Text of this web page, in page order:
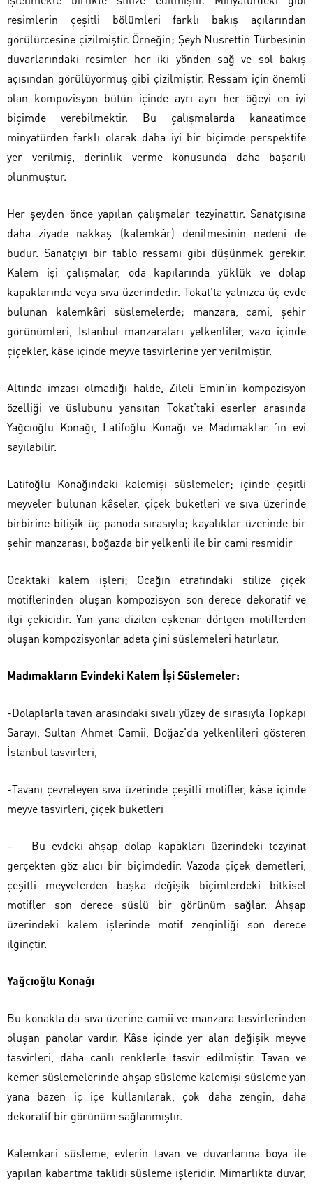
resimlerin çeşitli bölümleri farklı bakış açılarından
görülürcesine çizilmiştir. Örneğin; Şeyh Nusrettin Türbesinin
duvarlarındaki resimler her iki yönden sağ ve sol bakış
açısından görülüyormuş gibi çizilmiştir. Ressam için önemli
olan kompozisyon bütün içinde ayrı ayrı her öğeyi en iyi
biçimde verebilmektir. Bu çalışmalarda kanaatimce
minyatürden farklı olarak daha iyi bir biçimde perspektife
yer verilmiş, derinlik verme konusunda daha başarılı
olunmuştur.
Her şeyden önce yapılan çalışmalar tezyinattır. Sanatçısına
daha ziyade nakkaş (kalemkâr) denilmesinin nedeni de
budur. Sanatçıyı bir tablo ressamı gibi düşünmek gerekir.
Kalem işi çalışmalar, oda kapılarında yüklük ve dolap
kapaklarında veya sıva üzerindedir. Tokat’ta yalnızca üç evde
bulunan kalemkâri süslemelerde; manzara, cami, şehir
görünümleri, İstanbul manzaraları yelkenliler, vazo içinde
çiçekler, kâse içinde meyve tasvirlerine yer verilmiştir.
Altında imzası olmadığı halde, Zileli Emin’in kompozisyon
özelliği ve üslubunu yansıtan Tokat’taki eserler arasında
Yağcıoğlu Konağı, Latifoğlu Konağı ve Madımaklar ’ın evi
sayılabilir.
Latifoğlu Konağındaki kalemişi süslemeler; içinde çeşitli
meyveler bulunan kâseler, çiçek buketleri ve sıva üzerinde
birbirine bitişik üç panoda sırasıyla; kayalıklar üzerinde bir
şehir manzarası, boğazda bir yelkenli ile bir cami resmidir
Ocaktaki kalem işleri; Ocağın etrafındaki stilize çiçek
motiflerinden oluşan kompozisyon son derece dekoratif ve
ilgi çekicidir. Yan yana dizilen eşkenar dörtgen motiflerden
oluşan kompozisyonlar adeta çini süslemeleri hatırlatır.
Madımakların Evindeki Kalem İşi Süslemeler:
-Dolaplarla tavan arasındaki sıvalı yüzey de sırasıyla Topkapı
Sarayı, Sultan Ahmet Camii, Boğaz’da yelkenlileri gösteren
İstanbul tasvirleri,
-Tavanı çevreleyen sıva üzerinde çeşitli motifler, kâse içinde
meyve tasvirleri, çiçek buketleri
– Bu evdeki ahşap dolap kapakları üzerindeki tezyinat
gerçekten göz alıcı bir biçimdedir. Vazoda çiçek demetleri,
çeşitli meyvelerden başka değişik biçimlerdeki bitkisel
motifler son derece süslü bir görünüm sağlar. Ahşap
üzerindeki kalem işlerinde motif zenginliği son derece
ilginçtir.
Yağcıoğlu Konağı
Bu konakta da sıva üzerine camii ve manzara tasvirlerinden
oluşan panolar vardır. Kâse içinde yer alan değişik meyve
tasvirleri, daha canlı renklerle tasvir edilmiştir. Tavan ve
kemer süslemelerinde ahşap süsleme kalemişi süsleme yan
yana bazen iç içe kullanılarak, çok daha zengin, daha
dekoratif bir görünüm sağlanmıştır.
Kalemkari süsleme, evlerin tavan ve duvarlarına boya ile
yapılan kabartma taklidi süsleme işleridir. Mimarlıkta duvar,